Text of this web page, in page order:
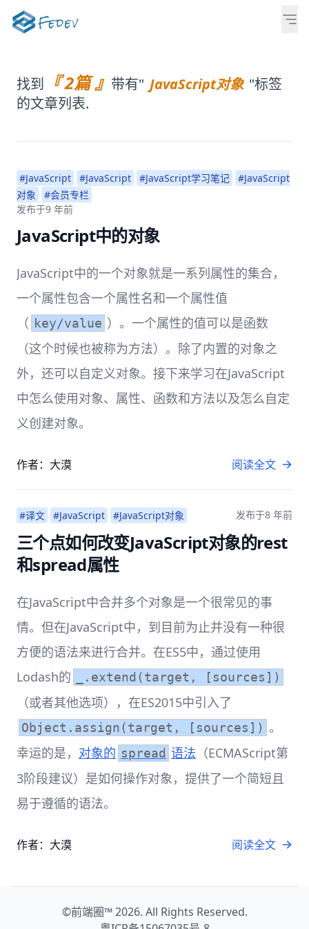
找到 『 2篇 』 带有" JavaScript对象 "标签
的文章列表.
#JavaScript #JavaScript #JavaScript学习笔记
#JavaScript
对象
#会员专栏
发布于9 年前
JavaScript中的对象
JavaScript中的一个对象就是一系列属性的集合，
一个属性包含一个属性名和一个属性值
（ key/value ）。一个属性的值可以是函数
（这个时候也被称为方法）。除了内置的对象之
外，还可以自定义对象。接下来学习在JavaScript
中怎么使用对象、属性、函数和方法以及怎么自定
义创建对象。
作者：大漠 阅读全文
#译文 #JavaScript #JavaScript对象 发布于8 年前
三个点如何改变JavaScript对象的rest
和spread属性
在JavaScript中合并多个对象是一个很常见的事
情。但在JavaScript中，到目前为止并没有一种很
方便的语法来进行合并。在ES5中，通过使用
Lodash的
_.extend(target, [sources])
（或者其他选项），在ES2015中引入了
Object.assign(target, [sources]) 。
幸运的是， 对象的 spread 语法 （ECMAScript第
3阶段建议）是如何操作对象，提供了一个简短且
易于遵循的语法。
作者：大漠 阅读全文
©前端圈™2026. All Rights Reserved.